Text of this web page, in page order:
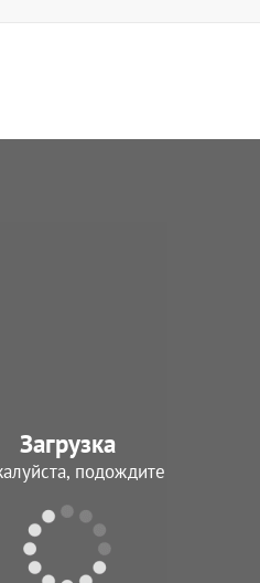
Загрузка
подождите